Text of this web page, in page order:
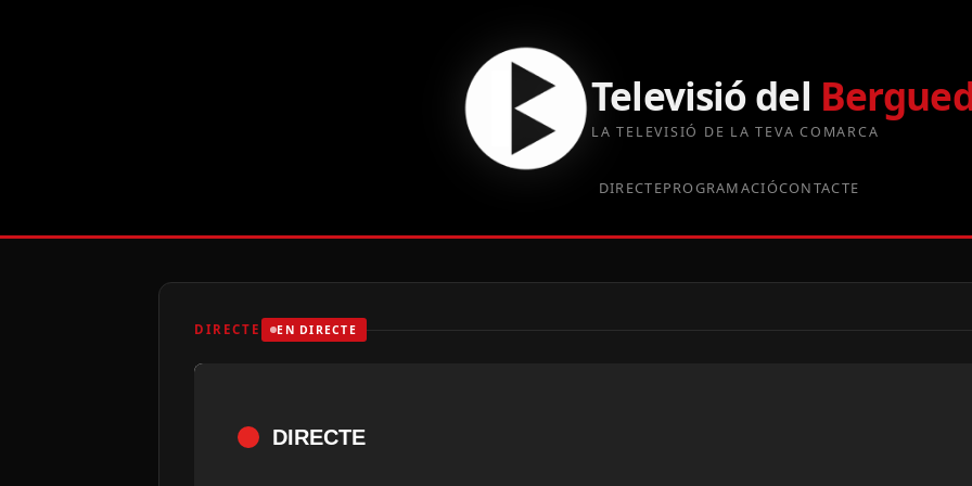
Televisió del
LA TELEVISIÓ DE LA TEVA COMARCA
DIRECTEPROGRAMACIÓCONTACTE
DIRECTE EN DIRECTE
DIRECTE